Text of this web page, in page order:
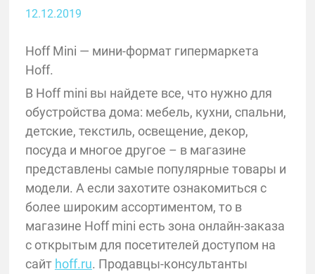
12.12.2019
Hoff Mini — мини-формат гипермаркета
Hoff.
В Hoff mini вы найдете все, что нужно для
обустройства дома: мебель, кухни, спальни,
детские, текстиль, освещение, декор,
посуда и многое другое – в магазине
представлены самые популярные товары и
модели. А если захотите ознакомиться с
более широким ассортиментом, то в
магазине Hoff mini есть зона онлайн-заказа
с открытым для посетителей доступом на
сайт hoff.ru. Продавцы-консультанты